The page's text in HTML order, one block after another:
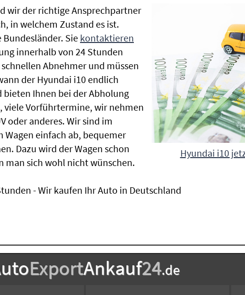
Hyundai i10
wir der richtige Ansprechpartner
in welchem Zustand es ist.
Sie kontaktieren
innerhalb von 24 Stunden
Abnehmer und müssen
der Hyundai i10 endlich
Ihnen bei der Abholung
viele Vorführtermine, wir nehmen
oder anderes. Wir sind im
einfach ab, bequemer
Dazu wird der Wagen schon
man sich wohl nicht wünschen.
- Wir kaufen Ihr Auto in Deutschland
ExportAnkauf24.de